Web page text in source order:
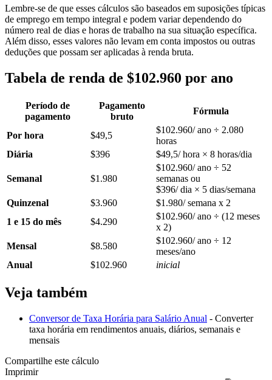
Lembre-se de que esses cálculos são baseados em suposições típicas
de emprego em tempo integral e podem variar dependendo do
número real de dias e horas de trabalho na sua situação específica.
Além disso, esses valores não levam em conta impostos ou outras
deduções que possam ser aplicadas à renda bruta.
Tabela de renda de $102.960 por ano
Período de
pagamento
Pagamento
bruto
Fórmula
Por hora $49,5
$102.960/ ano ÷ 2.080
horas
Diária
$396 $49,5/ hora × 8 horas/dia
Semanal $1.980
$102.960/ ano ÷ 52
semanas ou
$396/ dia × 5 dias/semana
Quinzenal
$3.960
$1.980/ semana x 2
1 e 15 do mês
$4.290
$102.960/ ano ÷ (12 meses
x 2)
Mensal
$8.580
$102.960/ ano ÷ 12
meses/ano
Anual
$102.960 inicial
Veja também
Conversor de Taxa Horária para Salário Anual - Converter
taxa horária em rendimentos anuais, diários, semanais e
mensais
Compartilhe este cálculo
Imprimir